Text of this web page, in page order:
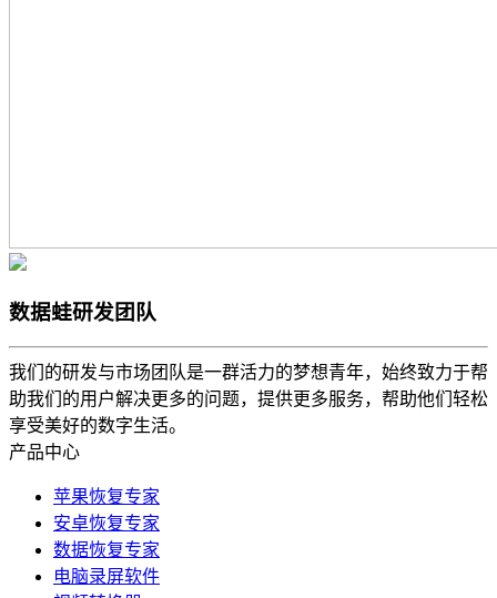
数据蛙研发团队
我们的研发与市场团队是一群活力的梦想青年，始终致力于帮
助我们的用户解决更多的问题，提供更多服务，帮助他们轻松
享受美好的数字生活。
产品中心
苹果恢复专家
安卓恢复专家
数据恢复专家
电脑录屏软件